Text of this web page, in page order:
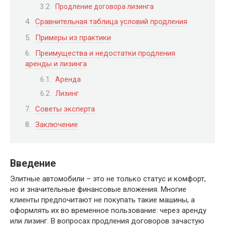
Продление договора лизинга
Сравнительная таблица условий продления
Примеры из практики
Преимущества и недостатки продления
аренды и лизинга
Аренда
Лизинг
Советы эксперта
Заключение
Введение
Элитные автомобили – это не только статус и комфорт,
но и значительные финансовые вложения. Многие
клиенты предпочитают не покупать такие машины, а
оформлять их во временное пользование: через аренду
или лизинг. В вопросах продления договоров зачастую